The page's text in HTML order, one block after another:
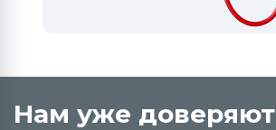
Нам уже доверяют